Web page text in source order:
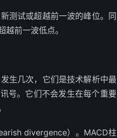
测试或超越前一波的峰位。同
前一波低点。
生几次，它们是技术解析中最
号。它们不会发生在每个重要
divergence）。MACD柱